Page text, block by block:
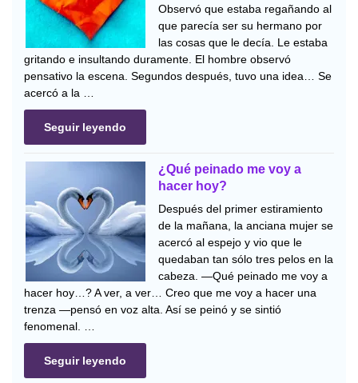
Observó que estaba regañando al
que parecía ser su hermano por
las cosas que le decía. Le estaba
gritando e insultando duramente. El hombre observó
pensativo la escena. Segundos después, tuvo una idea… Se
acercó a la …
Seguir leyendo
¿Qué peinado me voy a
hacer hoy?
Después del primer estiramiento
de la mañana, la anciana mujer se
acercó al espejo y vio que le
quedaban tan sólo tres pelos en la
cabeza. —Qué peinado me voy a
hacer hoy…? A ver, a ver… Creo que me voy a hacer una
trenza —pensó en voz alta. Así se peinó y se sintió
fenomenal. …
Seguir leyendo